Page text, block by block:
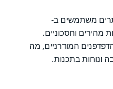
משתמשים ב-
המודרניים, מה
ונוחות בתכנות.